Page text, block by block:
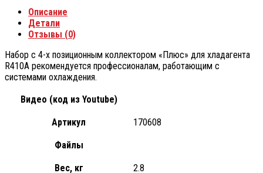
Описание
Детали
Отзывы (0)
Набор с 4-х позиционным коллектором «Плюс» для хладагента
R410A рекомендуется профессионалам, работающим с
системами охлаждения.
Видео (код из Youtube)
Артикул 170608
Файлы
Вес, кг 2.8